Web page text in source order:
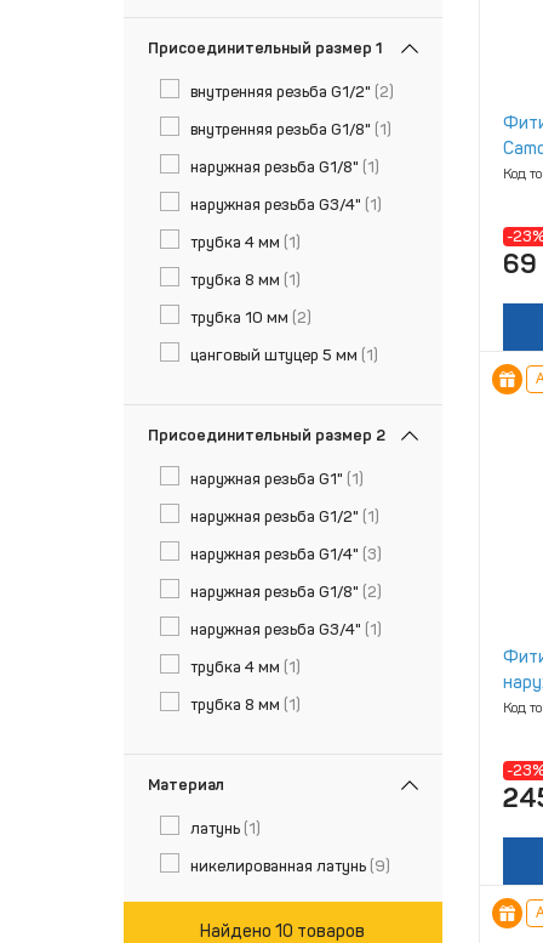
Присоединительный размер 1
внутренняя резьба G1/2" (2)
внутренняя резьба G1/8" (1)
наружная резьба G1/8" (1)
наружная резьба G3/4" (1)
трубка 4 мм (1)
трубка 8 мм (1)
трубка 10 мм (2)
цанговый штуцер 5 мм (1)
Присоединительный размер 2
наружная резьба G1" (1)
наружная резьба G1/2" (1)
наружная резьба G1/4" (3)
наружная резьба G1/8" (2)
наружная резьба G3/4" (1)
трубка 4 мм (1)
трубка 8 мм (1)
Материал
латунь (1)
никелированная латунь (9)
Найдено 10 товаров
Код
-
69
Код
-